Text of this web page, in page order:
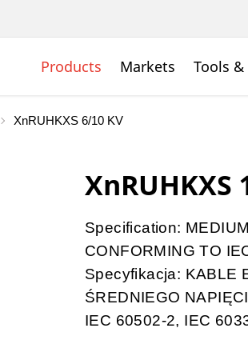
Products Markets Tools &
XnRUHKXS 6/10 KV
Specification:
CONFORMING TO
Specyfikacja: KABLE
ŚREDNIEGO
IEC 60502-2, IEC